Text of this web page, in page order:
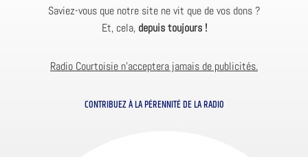
Saviez-vous que notre site ne vit que de vos dons ?
Et, cela, depuis toujours !
Radio Courtoisie n’acceptera jamais de publicités.
CONTRIBUEZ À LA PÉRENNITÉ DE LA RADIO